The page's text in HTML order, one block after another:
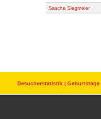
Sascha Siegmeier
Besucherstatistik Geburtstage